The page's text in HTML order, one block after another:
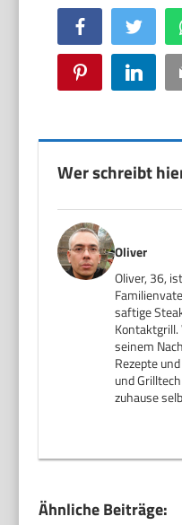
Facebook Twitter
Pinterest LinkedIn
Wer schreibt
Oliver
Oliver, 36,
saftige
seinem
Rezepte
und
zuhause
Ähnliche Beiträge: